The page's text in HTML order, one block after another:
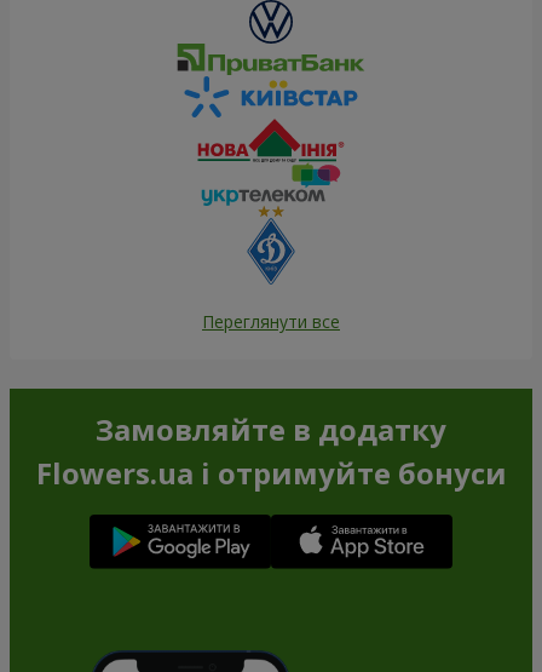
Переглянути все
Замовляйте в додатку
Flowers.ua і отримуйте бонуси